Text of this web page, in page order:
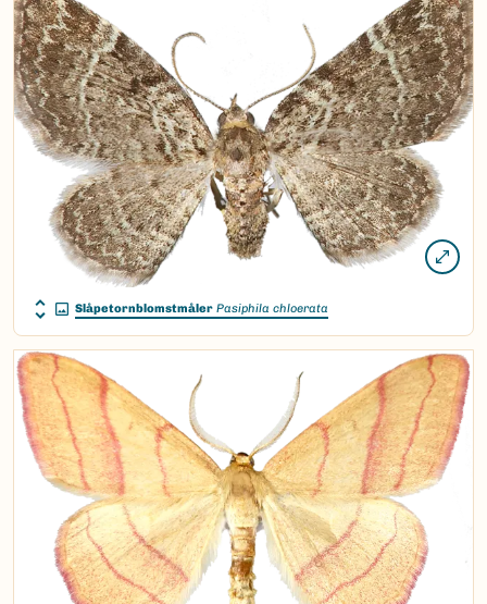
Slåpetornblomstmåler Pasiphila chloerata